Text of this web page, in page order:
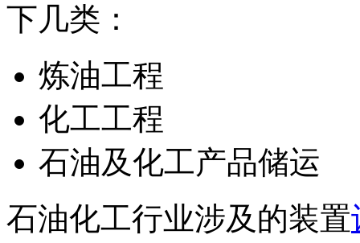
下几类：
炼油工程
化工工程
石油及化工产品储运
石油化工行业涉及的装置